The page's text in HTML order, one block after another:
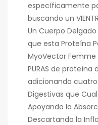
específicamente
buscando un
Un Cuerpo
que esta Proteína
MyoVector
PURAS de proteína
adicionando
Digestivas que
Apoyando la
Descartando la